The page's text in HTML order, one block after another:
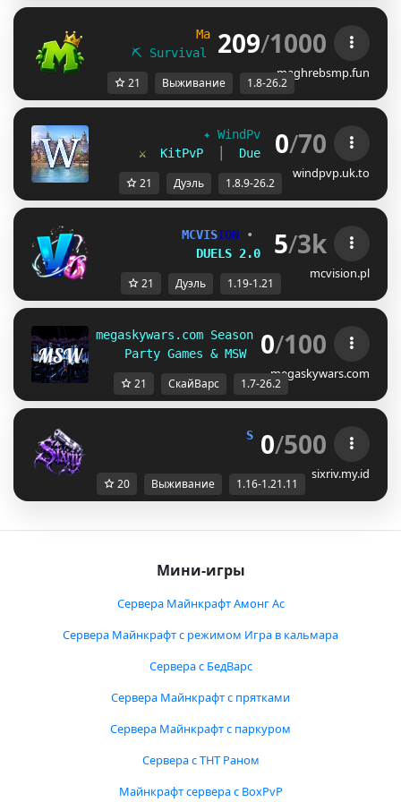
MaghrebSMP 1.8 - 26.2
⛏ Survival
∙ ⚔ Duels ∙ ☁ SheepWars
209/1000
maghrebsmp.fun
21 Выживание 1.8-26.2
✦ WindPvP [1.8.9-26.2
⚔ KitPvP Duels │ Capture
0/70
windpvp.uk.to
21 Дуэль 1.8.9-26.2
MCVISION •
[1.19 - 1.21]
DUELS 2.0
| x.04.2026
5/3k
mcvision.pl
21 Дуэль 1.19-1.21
megaskywars.com Season 4.0 1.7-26.2
Party Games & MSW duels
Native
0/100
megaskywars.com
21 СкайВарс 1.7-26.2
S XR IV SO TO ɢᴜɴ ᴘᴠᴘ
0/500
sixriv.my.id
20 Выживание 1.16-1.21.11
Мини-игры
Сервера Майнкрафт Амонг Ас
Сервера Майнкрафт с режимом Игра в кальмара
Сервера с БедВарс
Сервера Майнкрафт с прятками
Сервера Майнкрафт с паркуром
Сервера с ТНТ Раном
Майнкрафт сервера с BoxPvP